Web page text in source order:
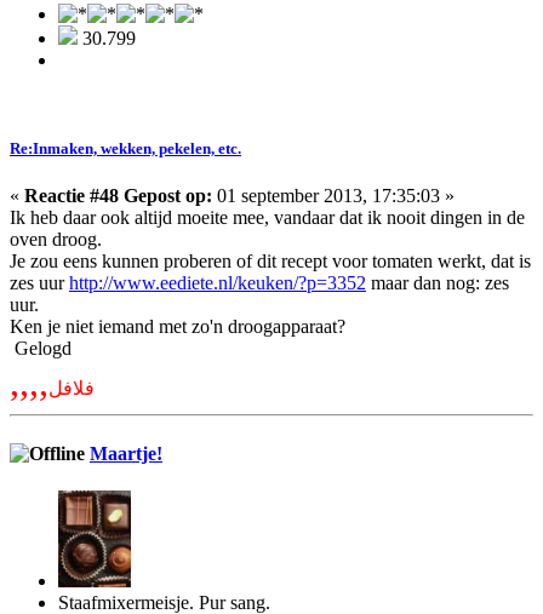
30.799
Re:Inmaken, wekken, pekelen, etc.
« Reactie #48 Gepost op: 01 september 2013, 17:35:03 »
Ik heb daar ook altijd moeite mee, vandaar dat ik nooit dingen in de
oven droog.
Je zou eens kunnen proberen of dit recept voor tomaten werkt, dat is
zes uurhttp://www.eediete.nl/keuken/?p=3352 maar dan nog: zes
uur.
Ken je niet iemand met zo'n droogapparaat?
Gelogd
,,,,فلافل
Maartje!
Staafmixermeisje. Pur sang.